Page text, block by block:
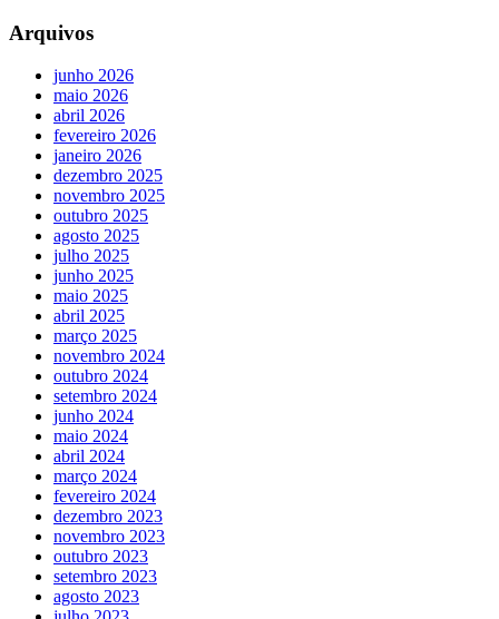
Arquivos
junho 2026
maio 2026
abril 2026
fevereiro 2026
janeiro 2026
dezembro 2025
novembro 2025
outubro 2025
agosto 2025
julho 2025
junho 2025
maio 2025
abril 2025
março 2025
novembro 2024
outubro 2024
setembro 2024
junho 2024
maio 2024
abril 2024
março 2024
fevereiro 2024
dezembro 2023
novembro 2023
outubro 2023
setembro 2023
agosto 2023